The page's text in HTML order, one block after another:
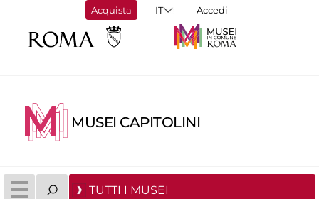
Acquista Accedi
MUSEI CAPITOLINI
TUTTI I MUSEI